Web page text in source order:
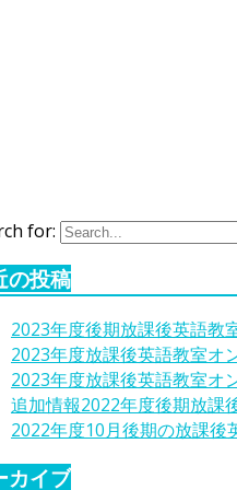
for:
の投稿
2023年度後期放課後英語教
2023年度放課後英語教室オ
2023年度放課後英語教室オ
追加情報2022年度後期放課
2022年度10月後期の放課後
カイブ